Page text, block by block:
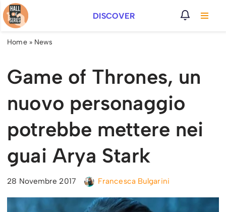
Vai
al
DISCOVER
Home» News
Game of Thrones, un
nuovo personaggio
potrebbe mettere nei
guai Arya Stark
28 Novembre 2017 Francesca Bulgarini